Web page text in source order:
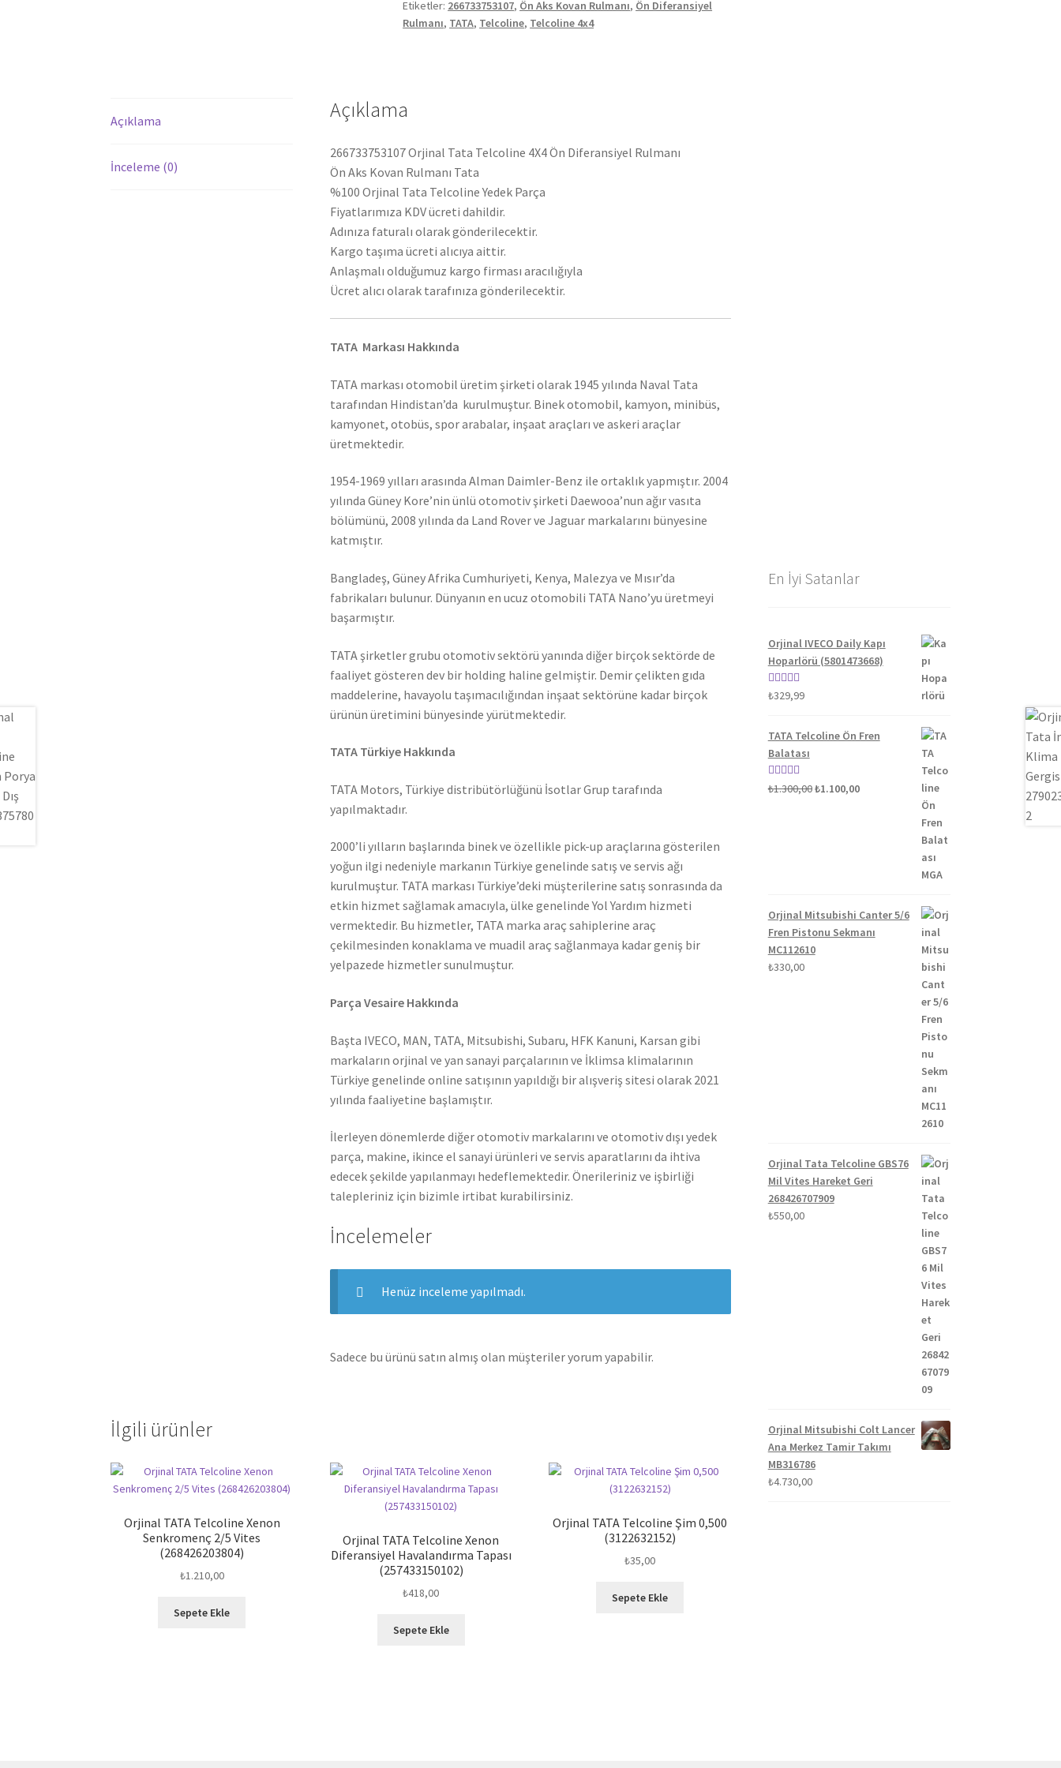
Rulmanı
266733753107
Etiketler: 266733753107, Ön Aks Kovan Rulmanı, Ön Diferansiyel
Rulmanı, TATA, Telcoline, Telcoline 4x4
Açıklama
İnceleme (0)
Açıklama
266733753107 Orjinal Tata Telcoline 4X4 Ön Diferansiyel Rulmanı
Ön Aks Kovan Rulmanı Tata
%100 Orjinal Tata Telcoline Yedek Parça
Fiyatlarımıza KDV ücreti dahildir.
Adınıza faturalı olarak gönderilecektir.
Kargo taşıma ücreti alıcıya aittir.
Anlaşmalı olduğumuz kargo firması aracılığıyla
Ücret alıcı olarak tarafınıza gönderilecektir.
TATA Markası Hakkında
TATA markası otomobil üretim şirketi olarak 1945 yılında Naval Tata
tarafından Hindistan’da kurulmuştur. Binek otomobil, kamyon, minibüs,
kamyonet, otobüs, spor arabalar, inşaat araçları ve askeri araçlar
üretmektedir.
1954-1969 yılları arasında Alman Daimler-Benz ile ortaklık yapmıştır. 2004
yılında Güney Kore’nin ünlü otomotiv şirketi Daewooa’nun ağır vasıta
bölümünü, 2008 yılında da Land Rover ve Jaguar markalarını bünyesine
katmıştır.
Bangladeş, Güney Afrika Cumhuriyeti, Kenya, Malezya ve Mısır’da
fabrikaları bulunur. Dünyanın en ucuz otomobili TATA Nano’yu üretmeyi
başarmıştır.
TATA şirketler grubu otomotiv sektörü yanında diğer birçok sektörde de
faaliyet gösteren dev bir holding haline gelmiştir. Demir çelikten gıda
maddelerine, havayolu taşımacılığından inşaat sektörüne kadar birçok
ürünün üretimini bünyesinde yürütmektedir.
TATA Türkiye Hakkında
TATA Motors, Türkiye distribütörlüğünü İsotlar Grup tarafında
yapılmaktadır.
2000’li yılların başlarında binek ve özellikle pick-up araçlarına gösterilen
yoğun ilgi nedeniyle markanın Türkiye genelinde satış ve servis ağı
kurulmuştur. TATA markası Türkiye’deki müşterilerine satış sonrasında da
etkin hizmet sağlamak amacıyla, ülke genelinde Yol Yardım hizmeti
vermektedir. Bu hizmetler, TATA marka araç sahiplerine araç
çekilmesinden konaklama ve muadil araç sağlanmaya kadar geniş bir
yelpazede hizmetler sunulmuştur.
Parça Vesaire Hakkında
Başta IVECO, MAN, TATA, Mitsubishi, Subaru, HFK Kanuni, Karsan gibi
markaların orjinal ve yan sanayi parçalarının ve İklimsa klimalarının
Türkiye genelinde online satışının yapıldığı bir alışveriş sitesi olarak 2021
yılında faaliyetine başlamıştır.
İlerleyen dönemlerde diğer otomotiv markalarını ve otomotiv dışı yedek
parça, makine, ikince el sanayi ürünleri ve servis aparatlarını da ihtiva
edecek şekilde yapılanmayı hedeflemektedir. Önerileriniz ve işbirliği
talepleriniz için bizimle irtibat kurabilirsiniz.
İncelemeler
Henüz inceleme yapılmadı.
Sadece bu ürünü satın almış olan müşteriler yorum yapabilir.
İlgili ürünler
Orjinal TATA Telcoline Xenon
Senkromenç 2/5 Vites
(268426203804)
₺1.210,00
Sepete Ekle
Orjinal TATA Telcoline Xenon
Diferansiyel Havalandırma Tapası
(257433150102)
₺418,00
Sepete Ekle
Orjinal TATA Telcoline Şim 0,500
(3122632152)
₺35,00
Sepete Ekle
En İyi Satanlar
Orjinal IVECO Daily Kapı
Hoparlörü (5801473668)
5 üzerinden
₺329,99
TATA Telcoline Ön Fren
Balatası
5 üzerinden
₺1.300,00Orijinal
₺1.100,00Şu
Orjinal Mitsubishi Canter 5/6
Fren Pistonu Sekmanı
MC112610
₺330,00
Orjinal Tata Telcoline GBS76
Mil Vites Hareket Geri
268426707909
₺550,00
Orjinal Mitsubishi Colt Lancer
Ana Merkez Tamir Takımı
MB316786
₺4.730,00